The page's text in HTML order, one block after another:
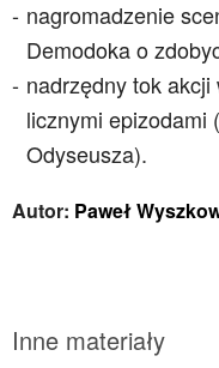
nagromadzenie
Demodoka o
nadrzędny tok
licznymi epizodami
Odyseusza).
Autor: Paweł
Inne materiały